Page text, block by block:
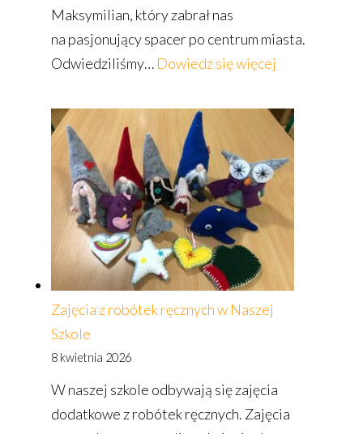
Maksymilian, który zabrał nas
na pasjonujący spacer po centrum miasta.
Odwiedziliśmy… Dowiedz się więcej
z wycieczki
do Torunia
i Malborka
Zajęcia z robótek ręcznych w Naszej
Szkole
8 kwietnia 2026
W naszej szkole odbywają się zajęcia
dodatkowe z robótek ręcznych. Zajęcia